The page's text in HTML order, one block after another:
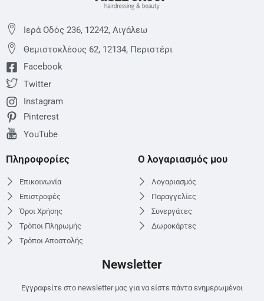
Ιερά Οδός 236, 12242, Αιγάλεω
Θεμιστoκλέους 62, 12134, Περιστέρι
Facebook
Twitter
Instagram
Pinterest
YouTube
Πληροφορίες
Επικοινωνία
Επιστροφές
Όροι Χρήσης
Τρόποι Πληρωμής
Τρόποι Αποστολής
Ο λογαριασμός μου
Λογαριασμός
Παραγγελίες
Συνεργάτες
Δωροκάρτες
Newsletter
Εγγραφείτε στο newsletter μας για να είστε πάντα ενημερωμένοι